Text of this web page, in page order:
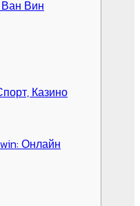
Вин
Казино
Онлайн